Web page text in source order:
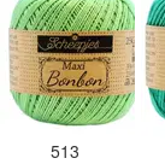
513